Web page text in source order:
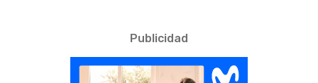
Publicidad